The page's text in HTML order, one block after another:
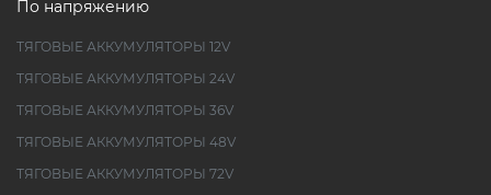
По напряжению
ТЯГОВЫЕ АККУМУЛЯТОРЫ 12V
ТЯГОВЫЕ АККУМУЛЯТОРЫ 24V
ТЯГОВЫЕ АККУМУЛЯТОРЫ 36V
ТЯГОВЫЕ АККУМУЛЯТОРЫ 48V
ТЯГОВЫЕ АККУМУЛЯТОРЫ 72V